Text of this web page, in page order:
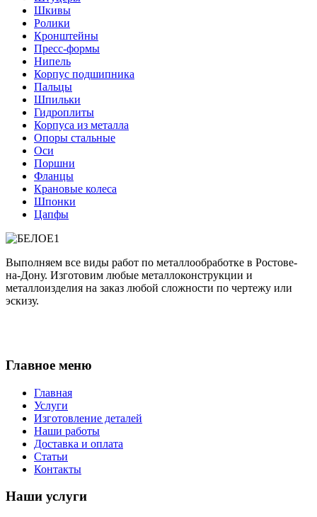
Шкивы
Ролики
Кронштейны
Пресс-формы
Нипель
Корпус подшипника
Пальцы
Шпильки
Гидроплиты
Корпуса из металла
Опоры стальные
Оси
Поршни
Фланцы
Крановые колеса
Шпонки
Цапфы
Выполняем все виды работ по металлообработке в Ростове-
на-Дону. Изготовим любые металлоконструкции и
металлоизделия на заказ любой сложности по чертежу или
эскизу.
Главное меню
Главная
Услуги
Изготовление деталей
Наши работы
Доставка и оплата
Статьи
Контакты
Наши услуги